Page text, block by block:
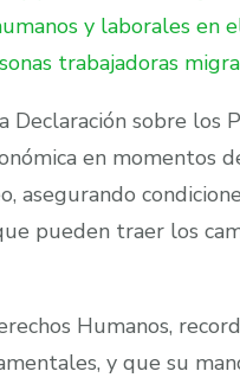
y laborales en
trabajadoras
Declaración sobre los
en momentos
asegurando
pueden traer los
Humanos,
y que su